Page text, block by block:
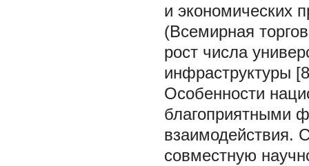
и экономических
(Всемирная
рост числа
инфраструктуры
Особенности
благоприятными
взаимодействия.
совместную